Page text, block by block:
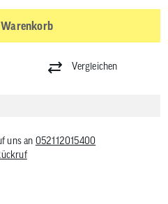
Warenkorb
Vergleichen
uns an 052112015400